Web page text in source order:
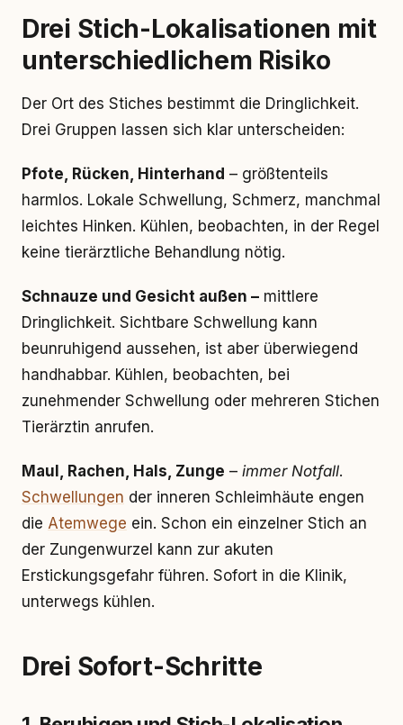
Drei Stich-Lokalisationen mit
unterschiedlichem Risiko
Der Ort des Stiches bestimmt die Dringlichkeit.
Drei Gruppen lassen sich klar unterscheiden:
Pfote, Rücken, Hinterhand – größtenteils
harmlos. Lokale Schwellung, Schmerz, manchmal
leichtes Hinken. Kühlen, beobachten, in der Regel
keine tierärztliche Behandlung nötig.
Schnauze und Gesicht außen – mittlere
Dringlichkeit. Sichtbare Schwellung kann
beunruhigend aussehen, ist aber überwiegend
handhabbar. Kühlen, beobachten, bei
zunehmender Schwellung oder mehreren Stichen
Tierärztin anrufen.
Maul, Rachen, Hals, Zunge – immer Notfall.
Schwellungen der inneren Schleimhäute engen
die Atemwege ein. Schon ein einzelner Stich an
der Zungenwurzel kann zur akuten
Erstickungsgefahr führen. Sofort in die Klinik,
unterwegs kühlen.
Drei Sofort-Schritte